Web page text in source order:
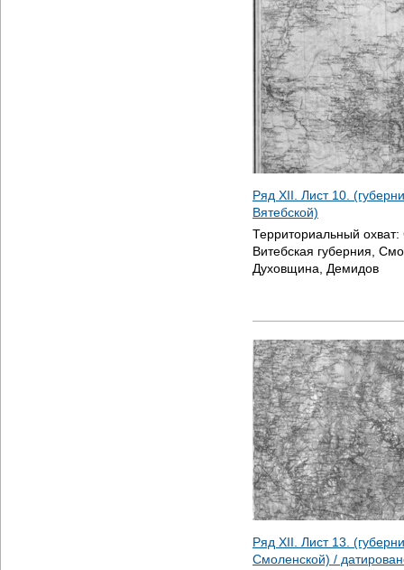
Ряд XII. Лист 10.
Вятебской)
Территориальный охват:
Витебская губерния,
Духовщина, Демидов
Ряд XII. Лист 13.
Смоленской) /